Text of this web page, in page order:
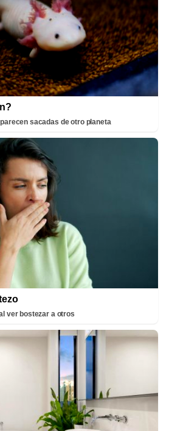
sacadas de otro planeta
ver bostezar a otros